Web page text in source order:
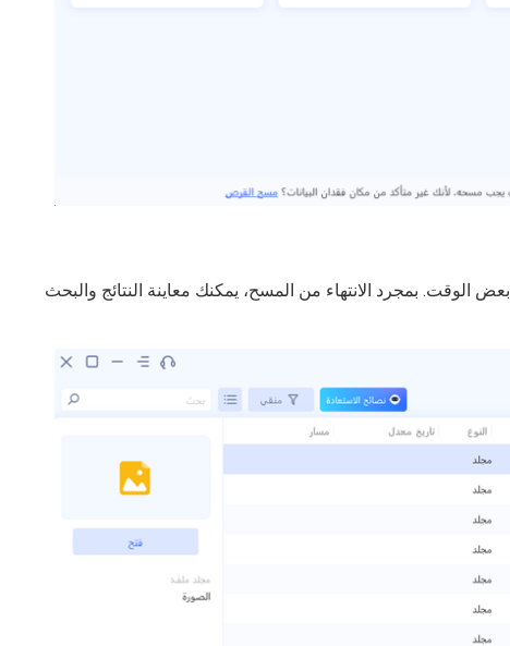
قد يستغرق المسح الكامل للبيانات المحذوفة في بطاقة SD بعض الوقت. بمجرد الانتهاء من المسح، يمكنك معاينة النتائج والبحث